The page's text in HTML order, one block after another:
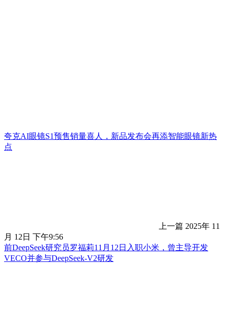
夸克AI眼镜S1预售销量喜人，新品发布会再添智能眼镜新热
点
上一篇 2025年 11
月 12日 下午9:56
前DeepSeek研究员罗福莉11月12日入职小米，曾主导开发
VECO并参与DeepSeek-V2研发